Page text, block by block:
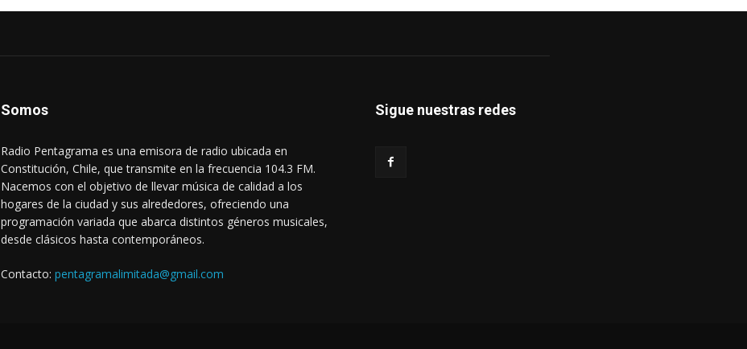
Somos
Radio Pentagrama es una emisora de radio ubicada en
Constitución, Chile, que transmite en la frecuencia 104.3 FM.
Nacemos con el objetivo de llevar música de calidad a los
hogares de la ciudad y sus alrededores, ofreciendo una
programación variada que abarca distintos géneros musicales,
desde clásicos hasta contemporáneos.
Contacto: pentagramalimitada@gmail.com
Sigue nuestras redes